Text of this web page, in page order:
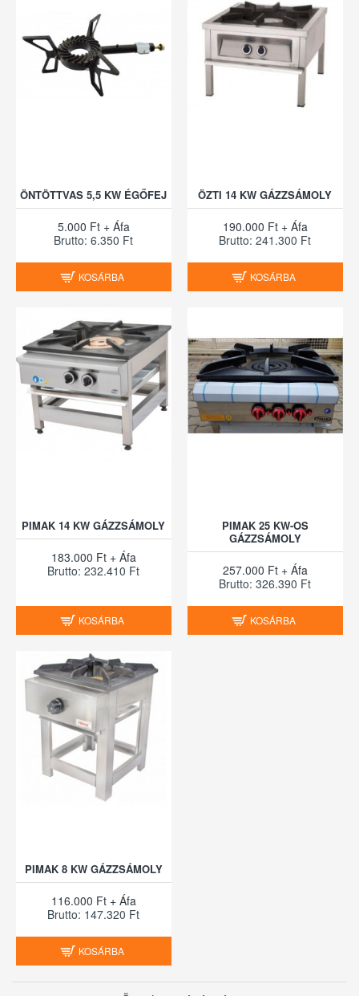
ÖNTÖTTVAS 5,5 KW ÉGŐFEJ
5.000 Ft + Áfa
Brutto: 6.350 Ft
KOSÁRBA
ÖZTI 14 KW GÁZZSÁMOLY
190.000 Ft + Áfa
Brutto: 241.300 Ft
KOSÁRBA
PIMAK 14 KW GÁZZSÁMOLY
183.000 Ft + Áfa
Brutto: 232.410 Ft
KOSÁRBA
PIMAK 25 KW-OS
GÁZZSÁMOLY
257.000 Ft + Áfa
Brutto: 326.390 Ft
KOSÁRBA
PIMAK 8 KW GÁZZSÁMOLY
116.000 Ft + Áfa
Brutto: 147.320 Ft
KOSÁRBA